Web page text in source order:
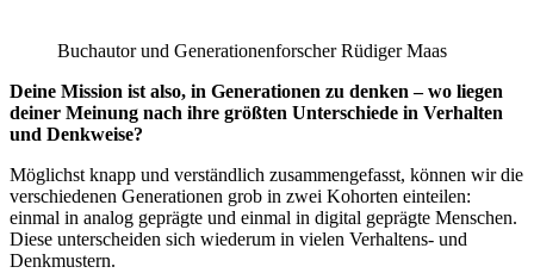
Buchautor und Generationenforscher Rüdiger Maas
Deine Mission ist also, in Generationen zu denken – wo liegen
deiner Meinung nach ihre größten Unterschiede in Verhalten
und Denkweise?
Möglichst knapp und verständlich zusammengefasst, können wir die
verschiedenen Generationen grob in zwei Kohorten einteilen:
einmal in analog geprägte und einmal in digital geprägte Menschen.
Diese unterscheiden sich wiederum in vielen Verhaltens- und
Denkmustern.